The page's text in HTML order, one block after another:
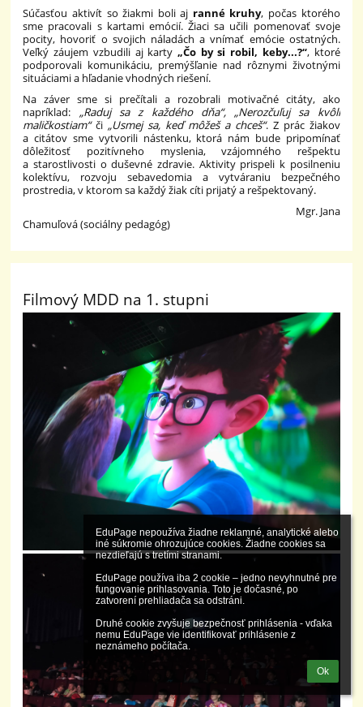
EduPage nepoužíva žiadne reklamné, analytické alebo
iné súkromie ohrozujúce cookies. Žiadne cookies sa
nezdieľajú s tretími stranami.
EduPage používa iba 2 cookie – jedno nevyhnutné pre
fungovanie prihlasovania. Toto je dočasné, po
zatvorení prehliadača sa odstráni.
Druhé cookie zvyšuje bezpečnosť prihlásenia - vďaka
nemu EduPage vie identifikovať prihlásenie z
neznámeho počítača.
Ok
Súčasťou aktivít so žiakmi boli aj ranné kruhy, počas ktorého
sme pracovali s kartami emócií. Žiaci sa učili pomenovať svoje
pocity, hovoriť o svojich náladách a vnímať emócie ostatných.
Veľký záujem vzbudili aj karty „Čo by si robil, keby...?“, ktoré
podporovali komunikáciu, premýšľanie nad rôznymi životnými
situáciami a hľadanie vhodných riešení.
Na záver sme si prečítali a rozobrali motivačné citáty, ako
napríklad: „Raduj sa z každého dňa“, „Nerozčuľuj sa kvôli
maličkostiam“či „Usmej sa, keď môžeš a chceš“. Z prác žiakov
a citátov sme vytvorili nástenku, ktorá nám bude pripomínať
dôležitosť pozitívneho myslenia, vzájomného rešpektu
a starostlivosti o duševné zdravie. Aktivity prispeli k posilneniu
kolektívu, rozvoju sebavedomia a vytváraniu bezpečného
prostredia, v ktorom sa každý žiak cíti prijatý a rešpektovaný.
Mgr. Jana
Chamuľová (sociálny pedagóg)
Filmový MDD na 1. stupni